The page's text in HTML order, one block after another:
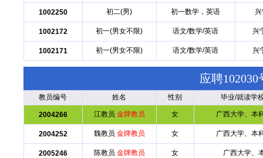
1002250 初二(男) 初一数学，英语
1002172 初一(男女不限) 语文/数学/英语 兴
1002171 初一(男女不限) 语文/数学/英语 兴
应聘
教员编号 姓名 性别 毕业/就读学
2004266 江教员 金牌教员 女 广西大学、本
2004252 魏教员 金牌教员 女 广西大学、本
2005246 陈教员 金牌教员 女 广西大学、